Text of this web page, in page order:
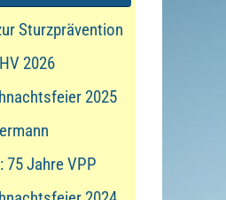
Sturzprävention
2026
2025
75 Jahre VPP